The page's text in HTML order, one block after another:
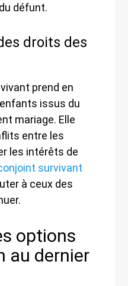
défunt.
droits des
prend en
issus du
mariage. Elle
entre les
les intérêts de
survivant
à ceux des
options
au dernier